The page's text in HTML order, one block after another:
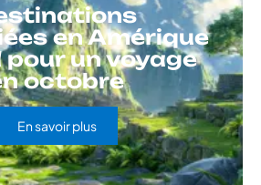
en Amérique
pour un voyage
octobre
En savoir plus